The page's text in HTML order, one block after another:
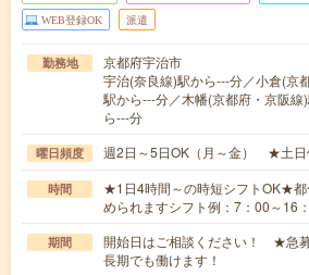
WEB登録OK 派遣
勤務地
京都府宇治市
宇治(奈良線)駅から---分／小倉(京
駅から---分／木幡(京都府・京阪
ら---分
曜日頻度 週2日～5日OK（月～金） ★土日
時間
★1日4時間～の時短シフトOK★都
められますシフト例：7：00～16
期間
開始日はご相談ください！ ★急
長期でも働けます！